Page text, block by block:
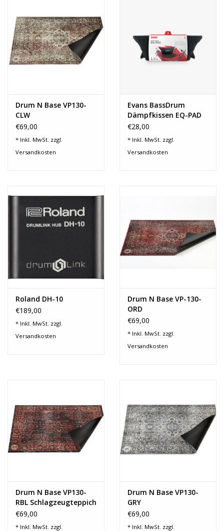
Vermietung
Noten-Zubehör
Drum N Base VP130-
CLW
Schlagzeugteppich
€69,00
* Inkl. MwSt. zzgl.
Versandkosten
Evans BassDrum
Dämpfkissen EQ-PAD
€28,00
* Inkl. MwSt. zzgl.
Versandkosten
Roland DH-10
€189,00
* Inkl. MwSt. zzgl.
Versandkosten
Drum N Base VP-130-
ORD
Schlagzeugteppich
€69,00
* Inkl. MwSt. zzgl.
Versandkosten
Drum N Base VP130-
RBL Schlagzeugteppich
1,30m x 0,90m
€69,00
* Inkl. MwSt. zzgl.
Drum N Base VP130-
GRY
Schlagzeugteppich
€69,00
* Inkl. MwSt. zzgl.